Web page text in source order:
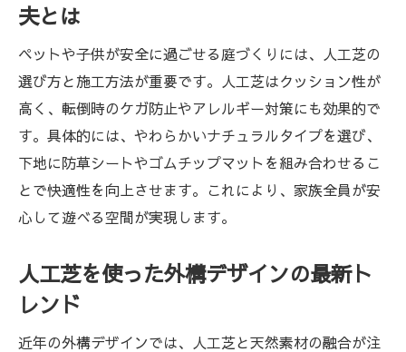
夫とは
ペットや子供が安全に過ごせる庭づくりには、人工芝の
選び方と施工方法が重要です。人工芝はクッション性が
高く、転倒時のケガ防止やアレルギー対策にも効果的で
す。具体的には、やわらかいナチュラルタイプを選び、
下地に防草シートやゴムチップマットを組み合わせるこ
とで快適性を向上させます。これにより、家族全員が安
心して遊べる空間が実現します。
人工芝を使った外構デザインの最新ト
レンド
近年の外構デザインでは、人工芝と天然素材の融合が注